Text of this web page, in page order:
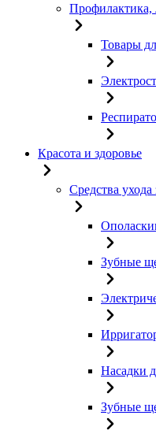
Профилактика,
Товары
Красота и здоровье
Средства ухода
Зубные
Насадки
Зубные